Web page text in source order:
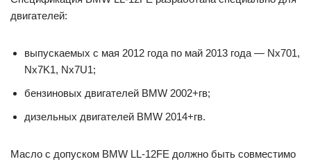
двигателей:
выпускаемых с мая 2012 года по май 2013 года — Nx701,
Nx7K1, Nx7U1;
бензиновых двигателей BMW 2002+гв;
дизельных двигателей BMW 2014+гв.
Масло с допуском BMW LL-12FE должно быть совместимо